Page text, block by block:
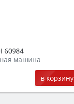
60984
машина
в корзину